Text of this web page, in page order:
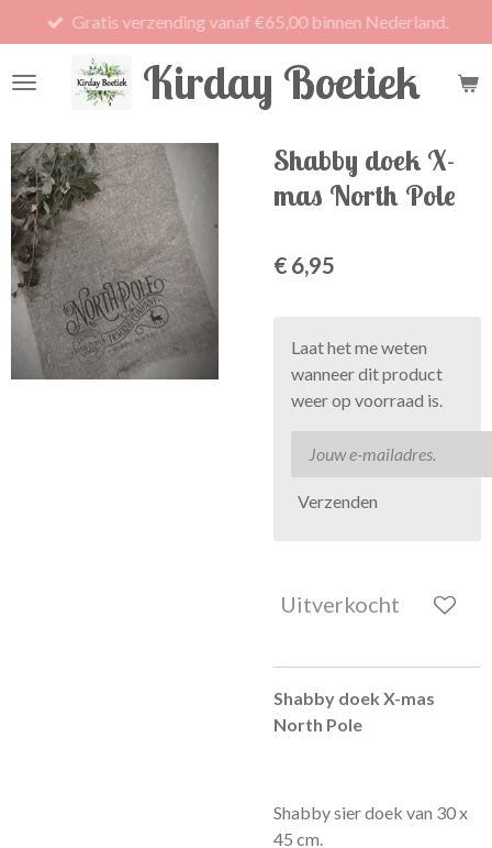
direct
naar
Kirday Boetiek
Gratis verzending vanaf €65,00 binnen Nederland.
Shabby doek X-
mas North Pole
€ 6,95
Laat het me weten
wanneer dit product
weer op voorraad is.
Verzenden
Uitverkocht
Shabby doek X-mas
North Pole
Shabby sier doek van 30 x
45 cm.